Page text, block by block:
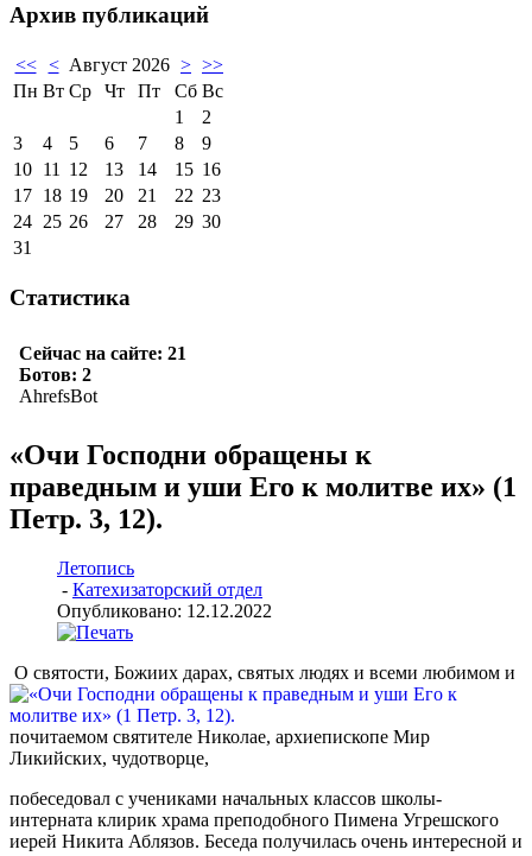
Архив публикаций
<< < Август 2026 > >>
Пн Вт Ср Чт Пт Сб Вс
1
2
3
4 5 6 7 8
9
10 11 12 13 14 15 16
17 18 19 20 21 22 23
24 25 26 27 28 29 30
31
Статистика
«Очи Господни обращены к
праведным и уши Его к молитве их» (1
Петр. 3, 12).
Летопись
- Катехизаторский отдел
Опубликовано: 12.12.2022
О святости, Божиих дарах, святых людях и всеми любимом и
почитаемом святителе Николае, архиепископе Мир
Ликийских, чудотворце,
побеседовал с учениками начальных классов школы-
интерната клирик храма преподобного Пимена Угрешского
иерей Никита Аблязов. Беседа получилась очень интересной и